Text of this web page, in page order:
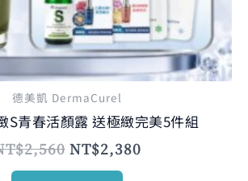
德美凱 DermaCurel
S青春活顏露 送極緻完美5件組
2,560 NT$2,380